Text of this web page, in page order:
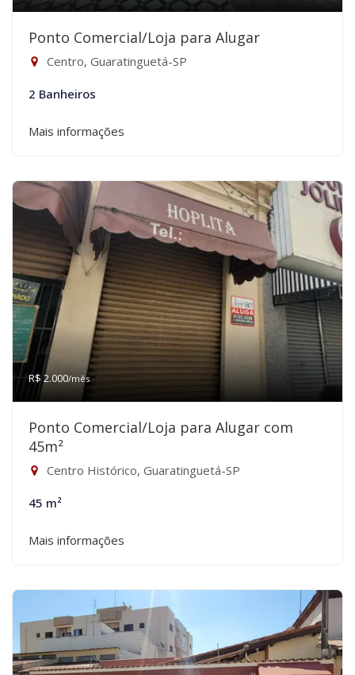
Ponto Comercial/Loja para Alugar
Centro, Guaratinguetá-SP
2 Banheiros
Mais informações
R$ 2.000/mês
Ponto Comercial/Loja para Alugar com
45m²
Centro Histórico, Guaratinguetá-SP
45 m²
Mais informações